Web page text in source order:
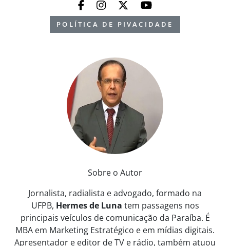
POLÍTICA DE PIVACIDADE
Sobre o Autor
Jornalista, radialista e advogado, formado na
UFPB, Hermes de Luna tem passagens nos
principais veículos de comunicação da Paraíba. É
MBA em Marketing Estratégico e em mídias digitais.
Apresentador e editor de TV e rádio, também atuou